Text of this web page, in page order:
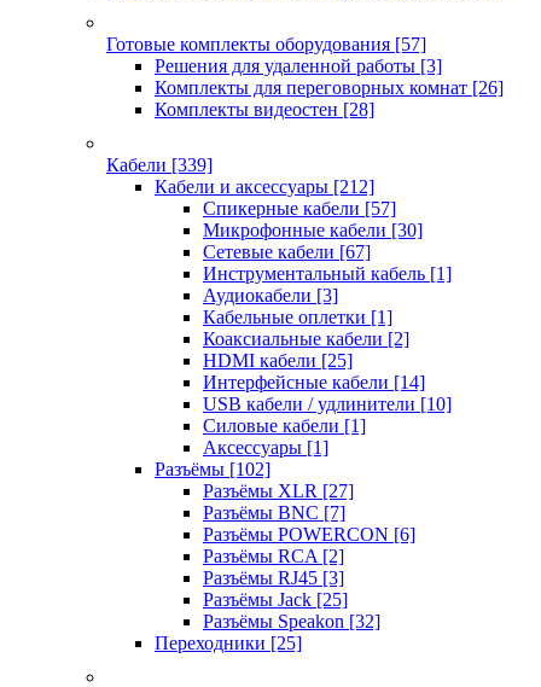
Готовые комплекты оборудования [57]
Решения для удаленной работы [3]
Комплекты для переговорных комнат [26]
Комплекты видеостен [28]
Кабели [339]
Кабели и аксессуары [212]
Спикерные кабели [57]
Микрофонные кабели [30]
Сетевые кабели [67]
Инструментальный кабель [1]
Аудиокабели [3]
Кабельные оплетки [1]
Коаксиальные кабели [2]
HDMI кабели [25]
Интерфейсные кабели [14]
USB кабели / удлинители [10]
Силовые кабели [1]
Аксессуары [1]
Разъёмы [102]
Разъёмы XLR [27]
Разъёмы BNC [7]
Разъёмы POWERCON [6]
Разъёмы RCA [2]
Разъёмы RJ45 [3]
Разъёмы Jack [25]
Разъёмы Speakon [32]
Переходники [25]